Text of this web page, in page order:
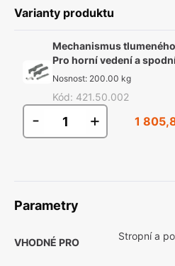
Varianty produktu
Mechanismus
Pro horní vedení a
Nosnost: 200.00 kg
Kód: 421.50.002
- + 1
Parametry
VHODNÉ PRO
Stropní a